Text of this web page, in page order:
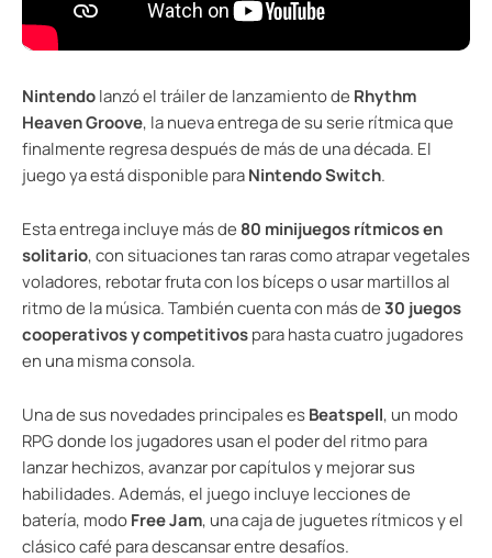
Nintendolanzó el tráiler de lanzamiento de Rhythm
Heaven Groove, la nueva entrega de su serie rítmica que
finalmente regresa después de más de una década. El
juego ya está disponible paraNintendo Switch.
Esta entrega incluye más de 80 minijuegos rítmicos en
solitario, con situaciones tan raras como atrapar vegetales
voladores, rebotar fruta con los bíceps o usar martillos al
ritmo de la música. También cuenta con más de30 juegos
cooperativos y competitivospara hasta cuatro jugadores
en una misma consola.
Una de sus novedades principales esBeatspell, un modo
RPG donde los jugadores usan el poder del ritmo para
lanzar hechizos, avanzar por capítulos y mejorar sus
habilidades. Además, el juego incluye lecciones de
batería, modoFree Jam, una caja de juguetes rítmicos y el
clásico café para descansar entre desafíos.